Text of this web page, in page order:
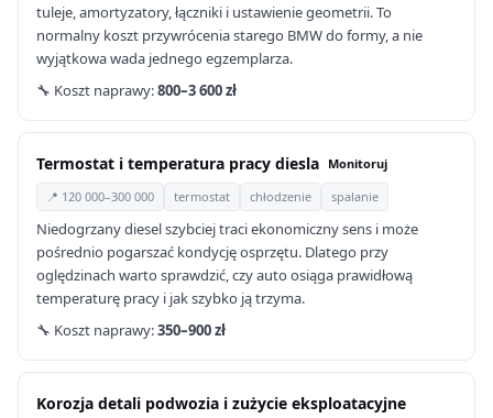
tuleje, amortyzatory, łączniki i ustawienie geometrii. To
normalny koszt przywrócenia starego BMW do formy, a nie
wyjątkowa wada jednego egzemplarza.
🔧 Koszt naprawy:800–3 600 zł
Termostat i temperatura pracy diesla Monitoruj
📍 120 000–300 000 termostat chłodzenie spalanie
Niedogrzany diesel szybciej traci ekonomiczny sens i może
pośrednio pogarszać kondycję osprzętu. Dlatego przy
oględzinach warto sprawdzić, czy auto osiąga prawidłową
temperaturę pracy i jak szybko ją trzyma.
🔧 Koszt naprawy:350–900 zł
Korozja detali podwozia i zużycie eksploatacyjne